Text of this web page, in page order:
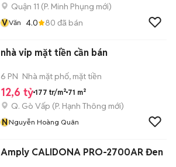
Quận 11 (P. Minh Phụng mới)
VVăn 4.0 80 đã bán
nhà vip mặt tiền cần bán
6 PN Nhà mặt phố, mặt tiền
12,6 tỷ 177 tr/m² 71 m²
Q. Gò Vấp (P. Hạnh Thông mới)
NNguyễn Hoàng Quân
Amply CALIDONA PRO-2700AR Đen